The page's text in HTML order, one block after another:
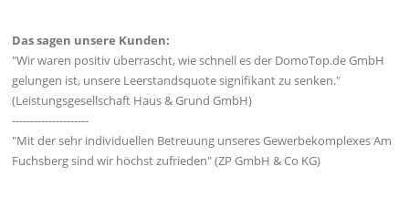
Das sagen unsere Kunden:
"Wir waren positiv überrascht, wie schnell es der DomoTop.de GmbH
gelungen ist, unsere Leerstandsquote signifikant zu senken."
(Leistungsgesellschaft Haus & Grund GmbH)
---------------------
"Mit der sehr individuellen Betreuung unseres Gewerbekomplexes Am
Fuchsberg sind wir höchst zufrieden" (ZP GmbH & Co KG)